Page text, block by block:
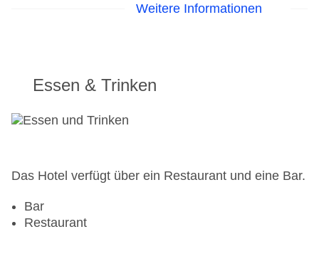
Zahlungsarten: Diners Club, Mastercard, Visa
Weitere Informationen
Essen & Trinken
Das Hotel verfügt über ein Restaurant und eine Bar.
Bar
Restaurant